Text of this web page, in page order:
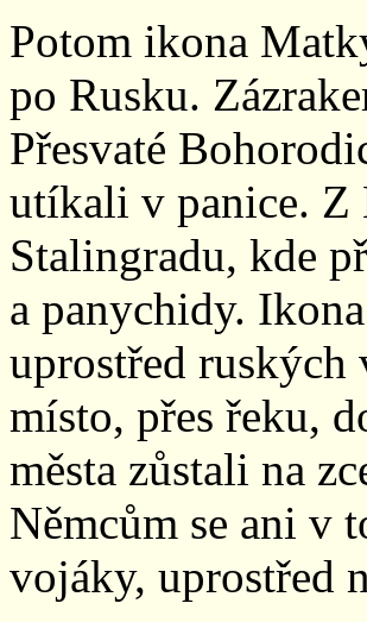
Potom ikona
po Rusku.
Přesvaté
utíkali v panice.
Stalingradu, kde
a panychidy.
uprostřed ruských
místo, přes řeku,
města zůstali na
Němcům se ani v
vojáky, uprostřed